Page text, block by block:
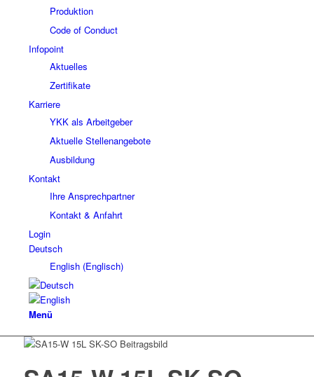
Produktion
Code of Conduct
Infopoint
Aktuelles
Zertifikate
Karriere
YKK als Arbeitgeber
Aktuelle Stellenangebote
Ausbildung
Kontakt
Ihre Ansprechpartner
Kontakt & Anfahrt
Login
Deutsch
English(Englisch)
Menü